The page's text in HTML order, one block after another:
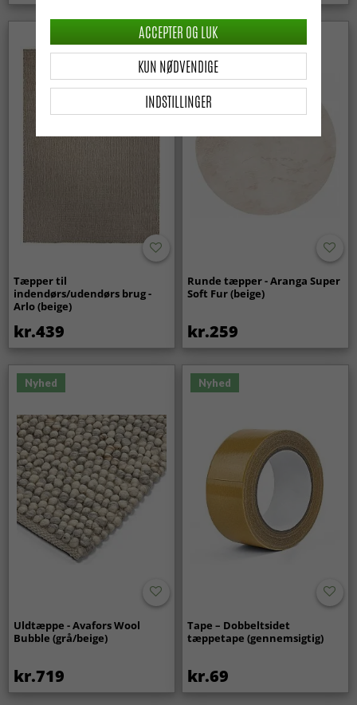
Tæpper til
indendørs/udendørs brug -
Arlo (beige)
kr.439
Runde tæpper - Aranga Super
Soft Fur (beige)
kr.259
Nyhed
Uldtæppe - Avafors Wool
Bubble (grå/beige)
kr.719
Nyhed
Tape – Dobbeltsidet
tæppetape (gennemsigtig)
kr.69
INDSTILLINGER
KUN NØDVENDIGE
ACCEPTER OG LUK